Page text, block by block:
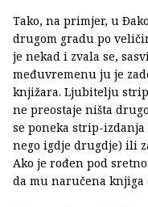
Tako, na primjer, u
drugom gradu po
je nekad i zvala se,
međuvremenu ju je
knjižara. Ljubitelju
ne preostaje ništa
se poneka strip-
nego igdje drugdje) ili
Ako je rođen pod
da mu naručena knjiga